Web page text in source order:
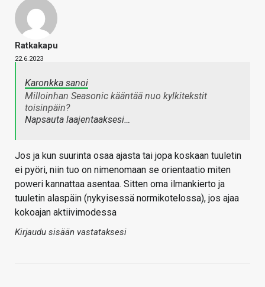
Ratkakapu
22.6.2023
Karonkka sanoi
Milloinhan Seasonic kääntää nuo kylkitekstit
toisinpäin?
Napsauta laajentaaksesi…
Jos ja kun suurinta osaa ajasta tai jopa koskaan tuuletin
ei pyöri, niin tuo on nimenomaan se orientaatio miten
poweri kannattaa asentaa. Sitten oma ilmankierto ja
tuuletin alaspäin (nykyisessä normikotelossa), jos ajaa
kokoajan aktiivimodessa
Kirjaudu sisään vastataksesi